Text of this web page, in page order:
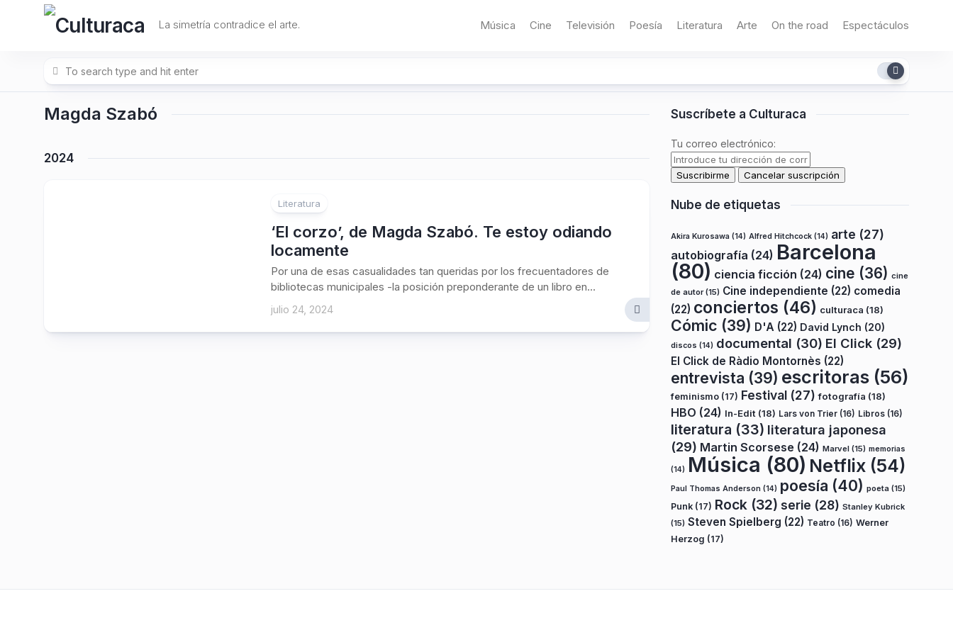
La simetría contradice el arte. Música Cine Televisión Poesía Literatura Arte On the road Espectáculos
Magda Szabó
2024
Literatura
‘El corzo’, de Magda Szabó. Te estoy odiando
locamente
Por una de esas casualidades tan queridas por los frecuentadores de
bibliotecas municipales -la posición preponderante de un libro en...
julio 24, 2024
Suscríbete a Culturaca
Tu correo electrónico:
Nube de etiquetas
Akira Kurosawa (14) Alfred Hitchcock (14) arte (27)
autobiografía (24) Barcelona
(80) ciencia ficción (24) cine (36) cine
de autor(15) Cine independiente (22) comedia
(22) conciertos (46) culturaca (18)
Cómic (39) D'A (22) David Lynch (20)
discos (14) documental (30) El Click (29)
El Click de Ràdio Montornès (22)
entrevista (39) escritoras (56)
feminismo (17) Festival (27) fotografía (18)
HBO (24) In-Edit (18) Lars von Trier (16) Libros (16)
literatura (33) literatura japonesa
(29) Martin Scorsese (24) Marvel (15) memorias
(14) Música (80) Netflix (54)
Paul Thomas Anderson (14) poesía (40) poeta (15)
Punk (17) Rock (32) serie (28) Stanley Kubrick
(15) Steven Spielberg (22) Teatro (16) Werner
Herzog (17)